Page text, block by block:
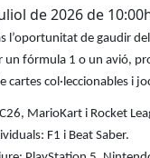
de 2026 de
l’oportunitat de gaudir
fórmula 1 o un avió,
cartes col·leccionables i
MarioKart i Rocket
F1 i Beat Saber.